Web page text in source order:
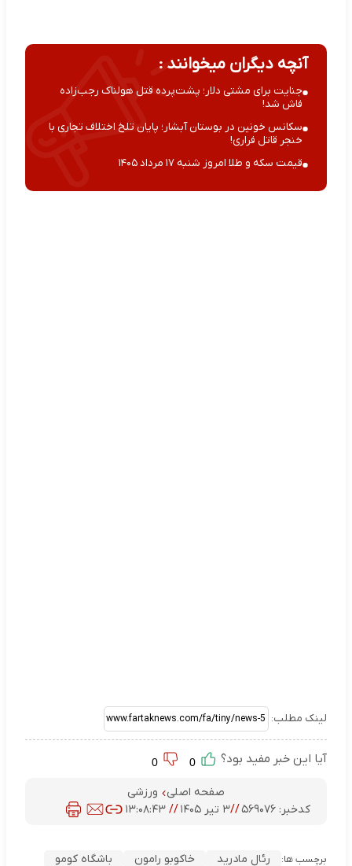
آنچه دیگران میخوانند :
جنایت برای مشتی دلار؛ پشت‌پرده قتل هولناک رجب‌زاده
فاش شد!
سکانس خونین در بوستان آبشار؛ پایان تلخ اختلاف تجاری با
خنجر قاتل فراری!
قیمت سکه و طلا امروز شنبه ۱۷ مرداد ۱۴۰۵
لینک مطلب:
آیا این خبر مفید بود؟
صفحه اصلی
ورزشی
کدخبر: ۵۶۹۰۷۶ //۳ تیر ۱۴۰۵ // ۱۳:۰۸:۴۳
برچسب ها: رئال مادرید خاکوبو رامون باشگاه کومو